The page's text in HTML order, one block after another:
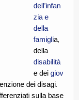
Sanluri –
dell’infan
zia e
della
famiglia,
della
disabilità
e dei giov
dei disagi.
sulla base